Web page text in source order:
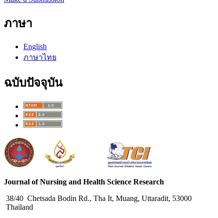
ภาษา
English
ภาษาไทย
ฉบับปัจจุบัน
Journal of Nursing and Health Science Research
38/40 Chetsada Bodin Rd., Tha It, Muang, Uttaradit, 53000
Thailand